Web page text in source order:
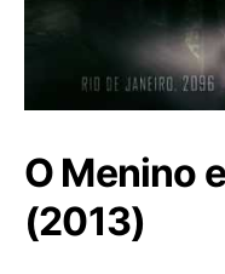
O Menino
(2013)